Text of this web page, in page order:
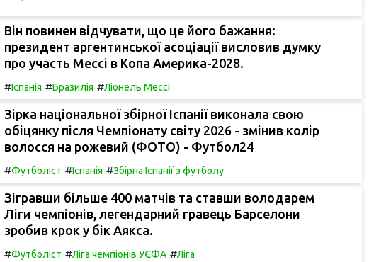
Він повинен відчувати, що це його бажання:
президент аргентинської асоціації висловив думку
про участь Мессі в Копа Америка-2028.
#Іспанія #Бразилія #Ліонель Мессі
Зірка національної збірної Іспанії виконала свою
обіцянку після Чемпіонату світу 2026 - змінив колір
волосся на рожевий (ФОТО) - Футбол24
#Футболіст #Іспанія #Збірна Іспанії з футболу
Зігравши більше 400 матчів та ставши володарем
Ліги чемпіонів, легендарний гравець Барселони
зробив крок у бік Аякса.
#Футболіст #Ліга чемпіонів УЄФА #Ліга